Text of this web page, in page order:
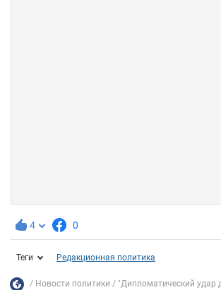
4 0
Теги Редакционная политика
Новости политики "Дипломатический удар